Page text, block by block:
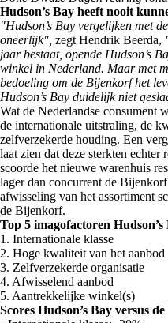
Hudson’s Bay heeft nooit
"Hudson’s Bay vergelijken met
oneerlijk", zegt Hendrik Beerda,
jaar bestaat, opende Hudson’s
winkel in Nederland. Maar met
bedoeling om de Bijenkorf het
Hudson’s Bay duidelijk niet
Wat de Nederlandse consument
de internationale uitstraling, de
zelfverzekerde houding. Een
laat zien dat deze sterkten
scoorde het nieuwe warenhuis
lager dan concurrent de
afwisseling van het assortiment
de Bijenkorf.
Top 5 imagofactoren Hudson’s
1. Internationale klasse
2. Hoge kwaliteit van het aanbod
3. Zelfverzekerde organisatie
4. Afwisselend aanbod
5. Aantrekkelijke winkel(s)
Scores Hudson’s Bay versus